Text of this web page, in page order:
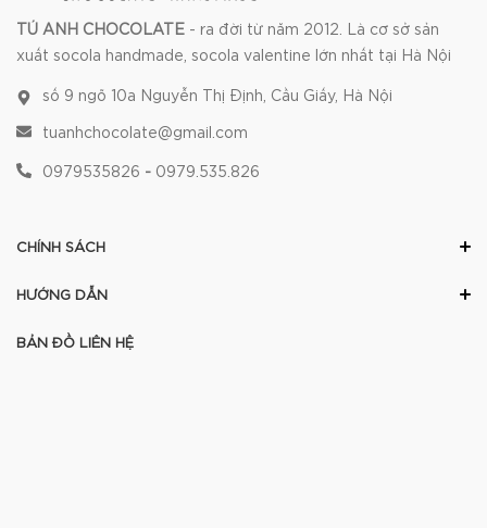
TÚ ANH CHOCOLATE - ra đời từ năm 2012. Là cơ sở sản
xuất socola handmade, socola valentine lớn nhất tại Hà Nội
số 9 ngõ 10a Nguyễn Thị Định, Cầu Giấy, Hà Nội
tuanhchocolate@gmail.com
0979535826 - 0979.535.826
CHÍNH SÁCH
HƯỚNG DẪN
BẢN ĐỒ LIÊN HỆ